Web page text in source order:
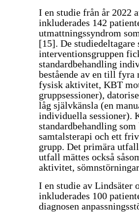
I en studie från år 2022
inkluderades 142
utmattningssyndrom
[15]. De
interventionsgruppen
standardbehandling
bestående av en till fyra
fysisk aktivitet, KBT
gruppsessioner),
låg självkänsla (en
individuella sessioner).
standardbehandling
samtalsterapi och ett
grupp. Det primära
utfall mättes också
aktivitet,
I en studie av Lindsäter
inkluderades 100
diagnosen